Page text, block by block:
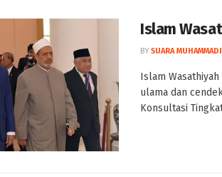
Islam
BY SUARA
Islam Wasathiyah
ulama dan
Konsultasi